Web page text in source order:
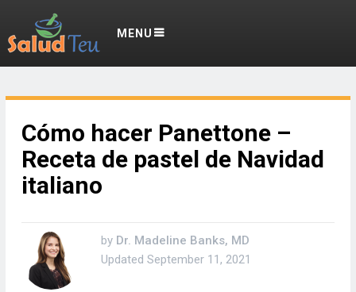
MENU
Cómo hacer Panettone –
Receta de pastel de Navidad
italiano
by Dr. Madeline Banks, MD
Updated September 11, 2021